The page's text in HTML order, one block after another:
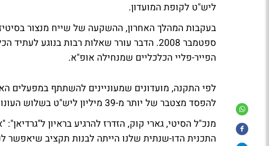
ליש"ט לקופת המועדון.
ספטמבר 2008. הדבר עורר שאלות רבות בנוגע
הפייר-פליי הכלכליים שמנחילה אופ"א.
לפי התקנה, מועדונים שמעוניינים להשתתף במפעלים
להפסד מצטבר של יותר מ-39 מיליון ליש"ט בשלוש העונות החל ב-2011/12.
מנכ"ל הסיטי, גארי קוק, הזדרז להרגיע בראיון
התכנית הדו-שנתית שלנו הייתה לבנות תקציב שיאפשר